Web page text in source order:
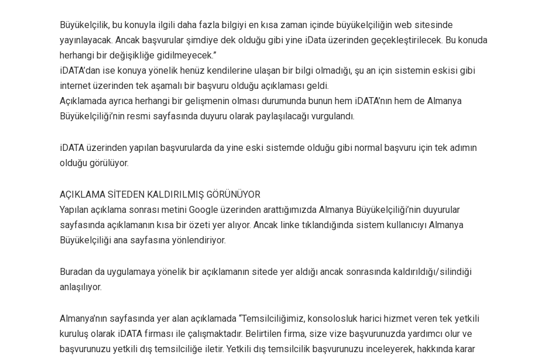
Büyükelçilik, bu konuyla ilgili daha fazla bilgiyi en kısa zaman içinde büyükelçiliğin web sitesinde
yayınlayacak. Ancak başvurular şimdiye dek olduğu gibi yine iData üzerinden geçekleştirilecek. Bu konuda
herhangi bir değişikliğe gidilmeyecek.”
iDATA’dan ise konuya yönelik henüz kendilerine ulaşan bir bilgi olmadığı, şu an için sistemin eskisi gibi
internet üzerinden tek aşamalı bir başvuru olduğu açıklaması geldi.
Açıklamada ayrıca herhangi bir gelişmenin olması durumunda bunun hem iDATA’nın hem de Almanya
Büyükelçiliği’nin resmi sayfasında duyuru olarak paylaşılacağı vurgulandı.
iDATA üzerinden yapılan başvurularda da yine eski sistemde olduğu gibi normal başvuru için tek adımın
olduğu görülüyor.
AÇIKLAMA SİTEDEN KALDIRILMIŞ GÖRÜNÜYOR
Yapılan açıklama sonrası metini Google üzerinden arattığımızda Almanya Büyükelçiliği’nin duyurular
sayfasında açıklamanın kısa bir özeti yer alıyor. Ancak linke tıklandığında sistem kullanıcıyı Almanya
Büyükelçiliği ana sayfasına yönlendiriyor.
Buradan da uygulamaya yönelik bir açıklamanın sitede yer aldığı ancak sonrasında kaldırıldığı/silindiği
anlaşılıyor.
Almanya’nın sayfasında yer alan açıklamada “Temsilciliğimiz, konsolosluk harici hizmet veren tek yetkili
kuruluş olarak iDATA firması ile çalışmaktadır. Belirtilen firma, size vize başvurunuzda yardımcı olur ve
başvurunuzu yetkili dış temsilciliğe iletir. Yetkili dış temsilcilik başvurunuzu inceleyerek, hakkında karar